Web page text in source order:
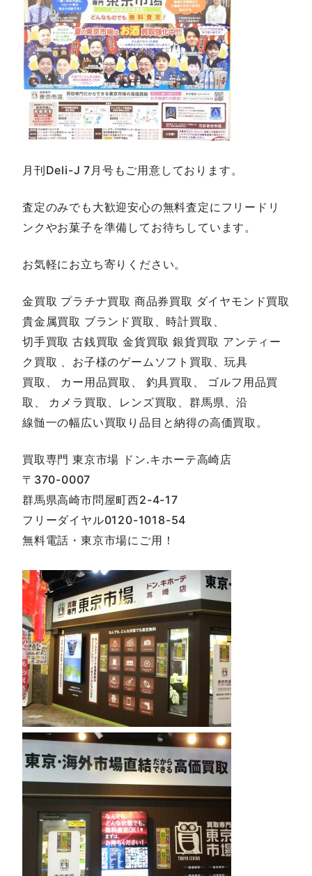
月刊Deli-J 7月号もご用意しております。
査定のみでも大歓迎安心の無料査定にフリードリ
ンクやお菓子を準備してお待ちしています。
お気軽にお立ち寄りください。
金買取 プラチナ買取 商品券買取 ダイヤモンド買取
貴金属買取 ブランド買取、時計買取、
切手買取 古銭買取 金貨買取 銀貨買取 アンティー
ク買取 、お子様のゲームソフト買取、玩具
買取、 カー用品買取、 釣具買取、 ゴルフ用品買
取、 カメラ買取、レンズ買取、群馬県、沿
線髄一の幅広い買取り品目と納得の高価買取。
買取専門 東京市場 ドン.キホーテ高崎店
〒370-0007
群馬県高崎市問屋町西2-4-17
フリーダイヤル0120-1018-54
無料電話・東京市場にご用！